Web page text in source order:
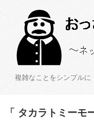
複雑なことをシンプルに
「 タカラトミーモ